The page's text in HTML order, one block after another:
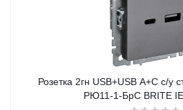
Розетка 2гн USB+USB A+C с/у
РЮ11-1-БрС BRITE